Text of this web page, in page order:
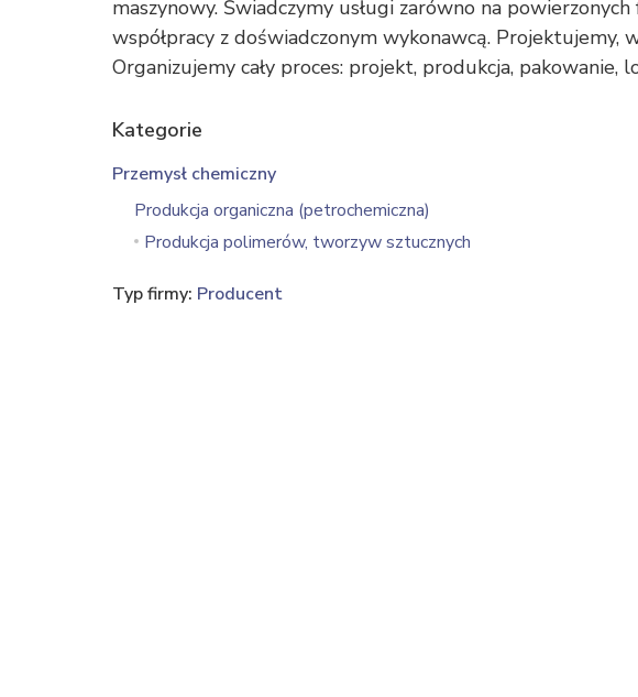
maszynowy. Świadczymy usługi zarówno na
współpracy z doświadczonym wykonawcą. Projektujemy,
Organizujemy cały proces: projekt, produkcja, pakowanie,
Kategorie
Przemysł chemiczny
Produkcja organiczna (petrochemiczna)
Produkcja polimerów, tworzyw sztucznych
Typ firmy: Producent